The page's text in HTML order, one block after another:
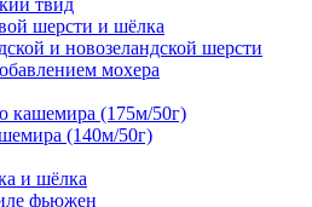
твид
шерсти и шёлка
и новозеландской шерсти
мохера
кашемира (175м/50г)
(140м/50г)
и шёлка
фьюжен